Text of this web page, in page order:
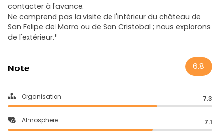
contacter à l'avance.
Ne comprend pas la visite de l'intérieur du château de
San Felipe del Morro ou de San Cristobal ; nous explorons
de l'extérieur.*
Note 6.8
Organisation 7.3
Atmosphere 7.1